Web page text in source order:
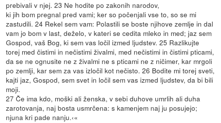
prebivali v njej. 23 Ne hodite po zakonih narodov,
ki jih bom pregnal pred vami; ker so počenjali vse to, so se mi
zastudili. 24 Rekel sem vam: Polastili se boste njihove zemlje in dal
vam jo bom v last, deželo, v kateri se cedita mleko in med; jaz sem
Gospod, vaš Bog, ki sem vas ločil izmed ljudstev. 25 Razlikujte
torej med čistimi in nečistimi živalmi, med nečistimi in čistimi pticami,
da se ne ognusite ne z živalmi ne s pticami ne z ničimer, kar mrgoli
po zemlji, kar sem za vas izločil kot nečisto. 26 Bodite mi torej sveti,
kajti jaz, Gospod, sem svet in ločil sem vas izmed ljudstev, da bi bili
moji.
27 Če ima kdo, moški ali ženska, v sebi duhove umrlih ali duha
zarotovanja, naj bosta usmrčena: s kamenjem naj ju posujejo;
njuna kri pade nanju.‹«